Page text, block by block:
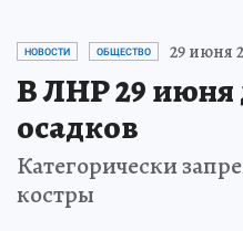
НОВОСТИ ОБЩЕСТВО 29 июня
В ЛНР 29 июня
осадков
Категорически
костры